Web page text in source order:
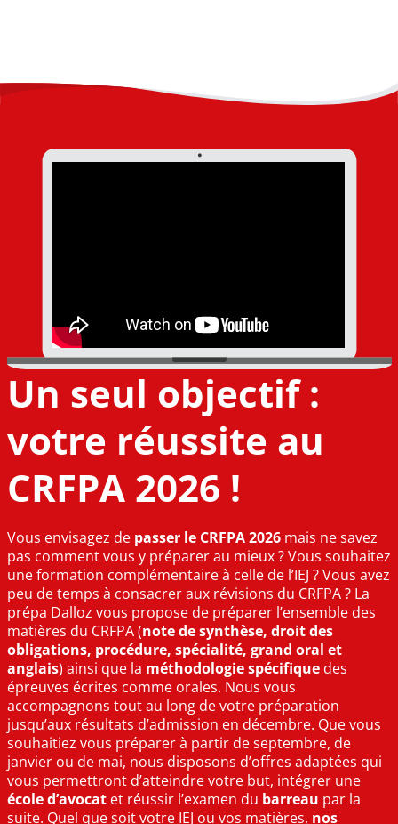
Un seul objectif :
votre réussite au
CRFPA 2026 !
Vous envisagez de passer le CRFPA 2026 mais ne savez
pas comment vous y préparer au mieux ? Vous souhaitez
une formation complémentaire à celle de l’IEJ ? Vous avez
peu de temps à consacrer aux révisions du CRFPA ? La
prépa Dalloz vous propose de préparer l’ensemble des
matières du CRFPA (note de synthèse, droit des
obligations, procédure, spécialité, grand oral et
anglais) ainsi que la méthodologie spécifiquedes
épreuves écrites comme orales. Nous vous
accompagnons tout au long de votre préparation
jusqu’aux résultats d’admission en décembre. Que vous
souhaitiez vous préparer à partir de septembre, de
janvier ou de mai, nous disposons d’offres adaptées qui
vous permettront d’atteindre votre but, intégrer une
école d’avocatet réussir l’examen du barreau par la
suite. Quel que soit votre IEJ ou vos matières, nos